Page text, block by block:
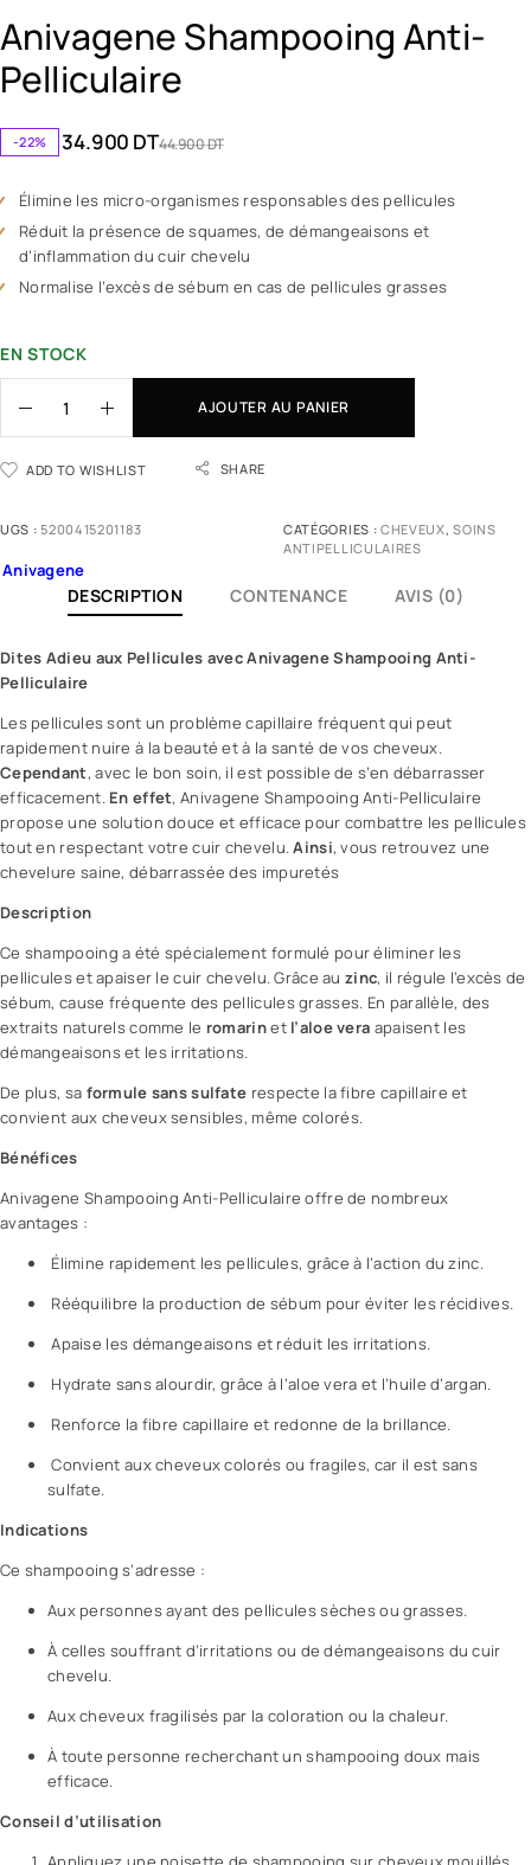
Anivagene Shampooing Anti-
Pelliculaire
-22% 44.900DT
34.900 DT
Élimine les micro-organismes responsables des pellicules
Réduit la présence de squames, de démangeaisons et
d’inflammation du cuir chevelu
Normalise l’excès de sébum en cas de pellicules grasses
EN STOCK
AJOUTER AU PANIER
ADD TO WISHLIST SHARE
UGS :5200415201183 CATÉGORIES : CHEVEUX,SOINS
ANTIPELLICULAIRES
Anivagene
DESCRIPTION CONTENANCE AVIS (0)
Dites Adieu aux Pellicules avecAnivageneShampooing Anti-
Pelliculaire
Les pellicules sont un problème capillaire fréquent qui peut
rapidement nuire à la beauté et à la santé de vos cheveux.
Cependant, avec le bon soin, il est possible de s’en débarrasser
efficacement. En effet, Anivagene Shampooing Anti-Pelliculaire
propose une solution douce et efficace pour combattre les pellicules
tout en respectant votrecuir chevelu.Ainsi, vous retrouvez une
chevelure saine, débarrassée des impuretés
Description
Ce shampooing a été spécialement formulé pour éliminer les
pellicules et apaiser le cuir chevelu. Grâce auzinc, il régule l’excès de
sébum, cause fréquente des pellicules grasses. En parallèle, des
extraits naturels comme le romarinet l’aloe vera apaisent les
démangeaisons et les irritations.
De plus, sa formule sans sulfate respecte la fibre capillaire et
convient aux cheveux sensibles, même colorés.
Bénéfices
Anivagene Shampooing Anti-Pelliculaire offre de nombreux
avantages :
Élimine rapidement les pellicules, grâce à l’action du zinc.
Rééquilibre la production de sébum pour éviter les récidives.
Apaise les démangeaisons et réduit les irritations.
Hydrate sans alourdir, grâce à l’aloe vera et l’huile d’argan.
Renforce la fibre capillaire et redonne de la brillance.
Convient aux cheveux colorés ou fragiles, car il est sans
sulfate.
Indications
Ce shampooing s’adresse :
Aux personnes ayant des pellicules sèches ou grasses.
À celles souffrant d’irritations ou de démangeaisons du cuir
chevelu.
Aux cheveux fragilisés par la coloration ou la chaleur.
À toute personne recherchant un shampooing doux mais
efficace.
Conseil d’utilisation